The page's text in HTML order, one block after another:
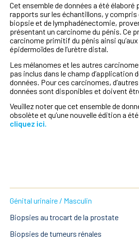
Cet ensemble de données a été élaboré
rapports sur les échantillons, y compris
biopsie et de lymphadénectomie,
présentant un carcinome du pénis. Ce
carcinome primitif du pénis ainsi
épidermoïdes de l’urètre distal.
Les mélanomes et les autres
pas inclus dans le champ d’application
données. Pour ces carcinomes,
données sont disponibles et doivent
Veuillez noter que cet ensemble de
obsolète et qu’une nouvelle édition a
cliquez ici.
Génital urinaire / Masculin
Biopsies au trocart de la prostate
Biopsies de tumeurs rénales